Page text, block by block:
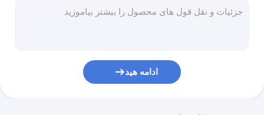
آداپتور شارژ تسلا
ادامه هید